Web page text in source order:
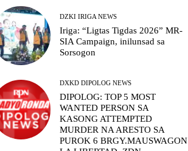
DZKI IRIGA NEWS
Iriga: “Ligtas Tigdas 2026” MR-
SIA Campaign, inilunsad sa
Sorsogon
DXKD DIPOLOG NEWS
DIPOLOG: TOP 5 MOST
WANTED PERSON SA
KASONG ATTEMPTED
MURDER NA ARESTO SA
PUROK 6 BRGY.MAUSWAGON